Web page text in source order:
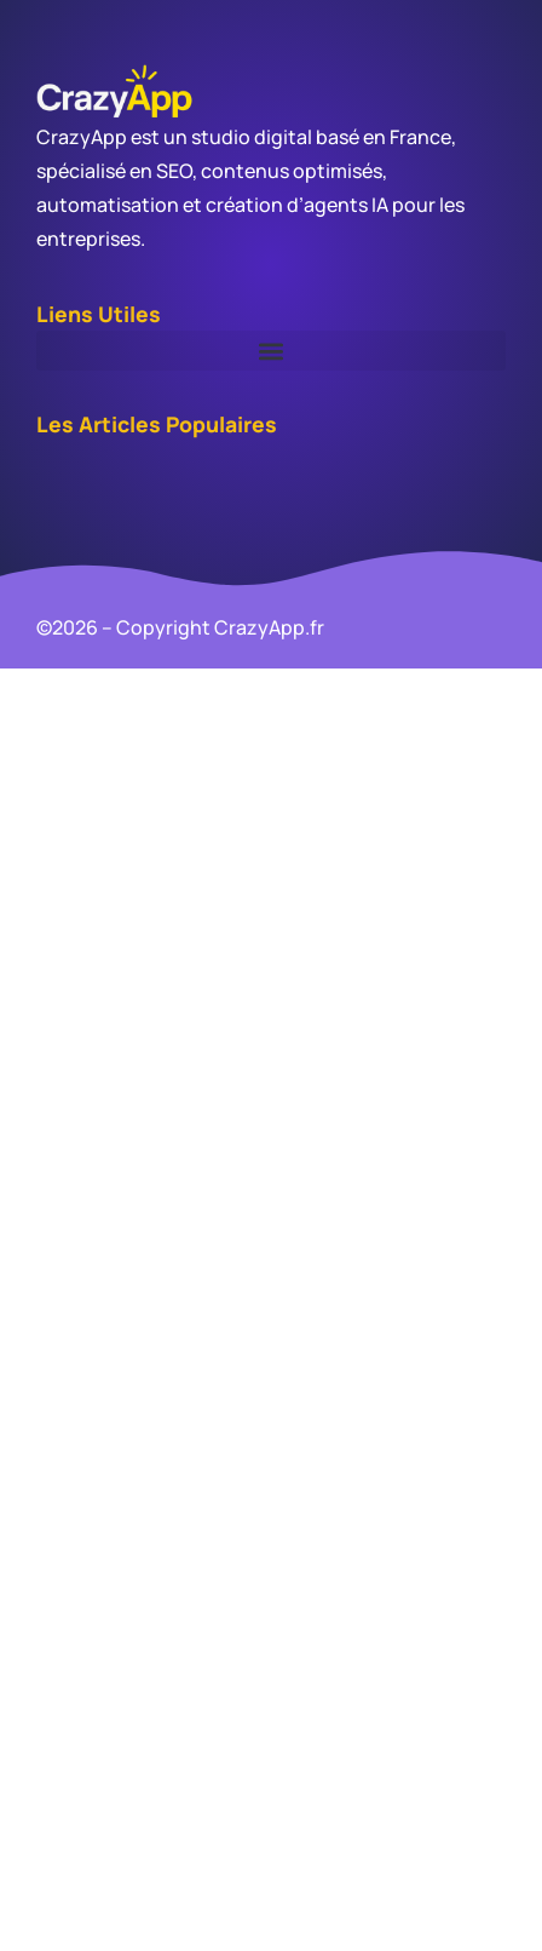
CrazyApp est un studio digital basé en France,
spécialisé en SEO, contenus optimisés,
automatisation et création d’agents IA pour les
entreprises.
Liens Utiles
Les Articles Populaires
©2026 – Copyright CrazyApp.fr